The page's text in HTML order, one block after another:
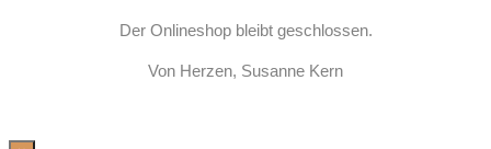
Der Onlineshop bleibt geschlossen.
Von Herzen, Susanne Kern